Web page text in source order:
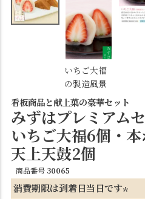
いちご大福
の製造風景
看板商品と献上菓の豪華セット
みずはプレミアム
いちご大福6個・
天上天鼓2個
商品番号 30065
消費期限は到着日当日です